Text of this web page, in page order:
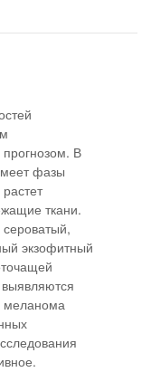
В
фазы
ткани.
экзофитный
меланома